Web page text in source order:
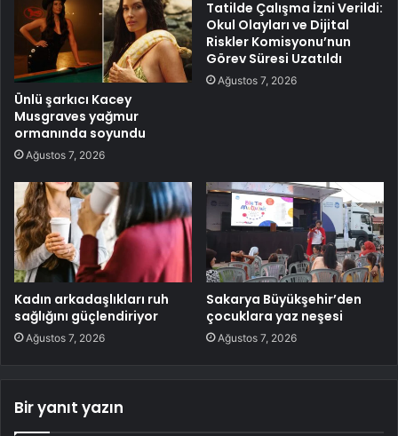
Ünlü şarkıcı Kacey
Musgraves yağmur
ormanında soyundu
Ağustos 7, 2026
Tatilde Çalışma İzni Verildi:
Okul Olayları ve Dijital
Riskler Komisyonu’nun
Görev Süresi Uzatıldı
Ağustos 7, 2026
Kadın arkadaşlıkları ruh
sağlığını güçlendiriyor
Ağustos 7, 2026
Sakarya Büyükşehir’den
çocuklara yaz neşesi
Ağustos 7, 2026
Bir yanıt yazın